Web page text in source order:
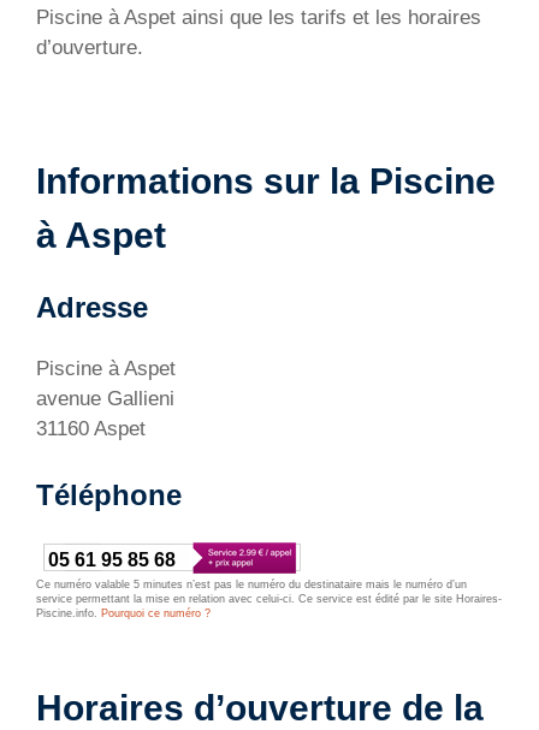
Piscine à Aspet ainsi que les tarifs et les horaires
d’ouverture.
Informations sur la Piscine
à Aspet
Adresse
Piscine à Aspet
avenue Gallieni
31160 Aspet
Téléphone
05 61 95 85 68
Ce numéro valable 5 minutes n’est pas le numéro du destinataire mais le numéro d’un
service permettant la mise en relation avec celui-ci. Ce service est édité par le site Horaires-
Piscine.info. Pourquoi ce numéro ?
Horaires d’ouverture de la